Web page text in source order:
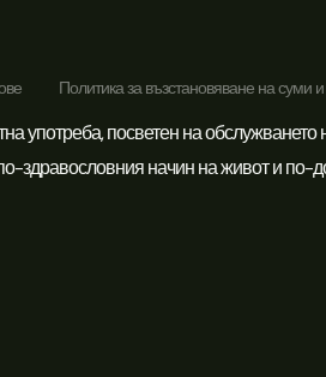
Политика за възстановяване на суми
употреба, посветен на обслужването
здравословния начин на живот и по-